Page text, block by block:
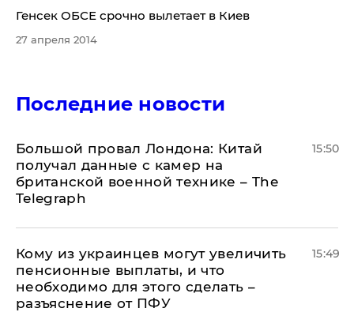
Генсек ОБСЕ срочно вылетает в Киев
27 апреля 2014
Последние новости
Большой провал Лондона: Китай
получал данные с камер на
британской военной технике – The
Telegraph
15:50
Кому из украинцев могут увеличить
пенсионные выплаты, и что
необходимо для этого сделать –
разъяснение от ПФУ
15:49